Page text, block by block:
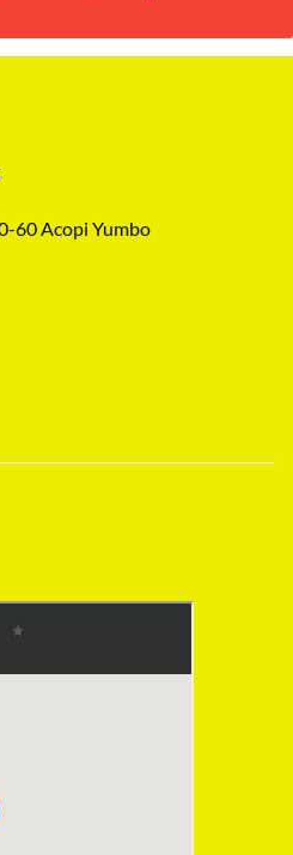
60 Acopi Yumbo